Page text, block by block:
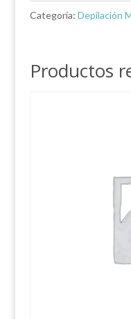
Categoría: Depilación
Productos